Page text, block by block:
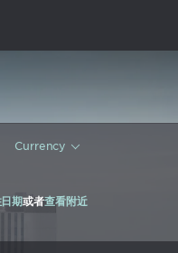
Currency
期或者查看附近